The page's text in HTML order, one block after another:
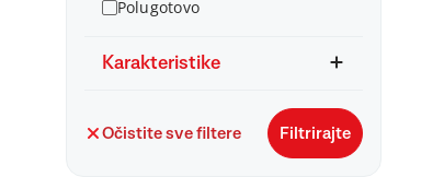
Polugotovo
Karakteristike
Očistite sve filtere Filtrirajte